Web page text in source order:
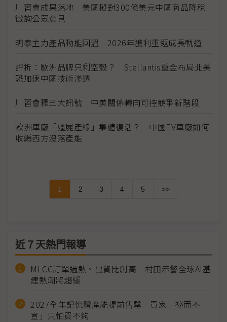
川習會成果落地 美國擬對300億美元中國商品降稅
徵詢公眾意見
明泰主力產品動能回溫 2026年獲利重返成長軌道
評析：歐洲品牌只剩空殼？ Stellantis重金布局北美
恐加速中國技術滲透
川習會釋三大訊號 中美關係轉向可控競爭新階段
歐洲車廠「殭屍產線」集體復活？ 中國EV車廠如何
收編西方沒落產能
1 2 3 4 5 >>
近７天熱門報導
MLCC訂單過熱、出貨比創高 村田示警全球AI基
建熱潮將趨緩
2027全年記憶體產能提前售罄 買家「祕而不
宣」只怕買不夠